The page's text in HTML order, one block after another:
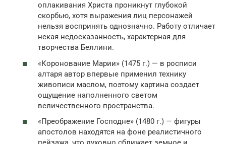
оплакивания Христа проникнут глубокой
скорбью, хотя выражения лиц персонажей
нельзя воспринять однозначно. Работу отличает
некая недосказанность, характерная для
творчества Беллини.
«Коронование Марии» (1475 г.) — в росписи
алтаря автор впервые применил технику
живописи маслом, поэтому картина создает
ощущение наполненного светом
величественного пространства.
«Преображение Господне» (1480 г.) — фигуры
апостолов находятся на фоне реалистичного